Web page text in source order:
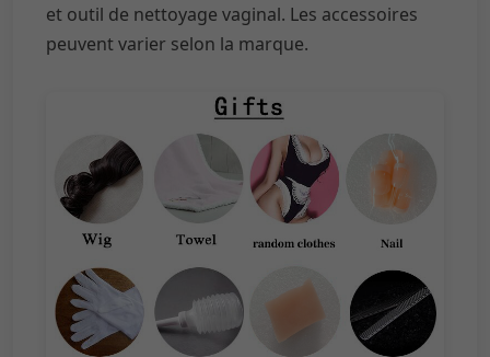
et outil de nettoyage vaginal. Les accessoires
peuvent varier selon la marque.